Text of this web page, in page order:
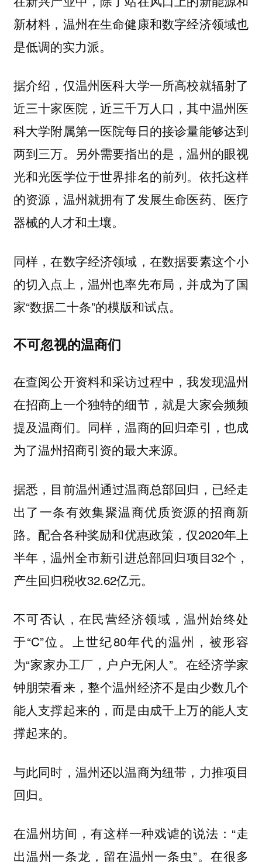
新材料，温州在生命健康和数字经济领域也
是低调的实力派。
据介绍，仅温州医科大学一所高校就辐射了
近三十家医院，近三千万人口，其中温州医
科大学附属第一医院每日的接诊量能够达到
两到三万。另外需要指出的是，温州的眼视
光和光医学位于世界排名的前列。依托这样
的资源，温州就拥有了发展生命医药、医疗
器械的人才和土壤。
同样，在数字经济领域，在数据要素这个小
的切入点上，温州也率先布局，并成为了国
家“数据二十条”的模版和试点。
不可忽视的温商们
在查阅公开资料和采访过程中，我发现温州
在招商上一个独特的细节，就是大家会频频
提及温商们。同样，温商的回归牵引，也成
为了温州招商引资的最大来源。
据悉，目前温州通过温商总部回归，已经走
出了一条有效集聚温商优质资源的招商新
路。配合各种奖励和优惠政策，仅2020年上
半年，温州全市新引进总部回归项目32个，
产生回归税收32.62亿元。
不可否认，在民营经济领域，温州始终处
于“C”位。上世纪80年代的温州，被形容
为“家家办工厂，户户无闲人”。在经济学家
钟朋荣看来，整个温州经济不是由少数几个
能人支撑起来的，而是由成千上万的能人支
撑起来的。
与此同时，温州还以温商为纽带，力推项目
回归。
在温州坊间，有这样一种戏谑的说法：“走
出温州一条龙，留在温州一条虫”。在很多